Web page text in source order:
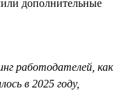
дополнительные
работодателей, как
в 2025 году,